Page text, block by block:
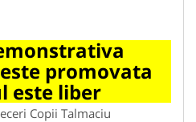
promovata
este liber
Copii Talmaciu